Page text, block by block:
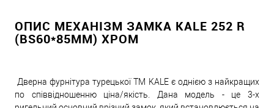
ОПИС МЕХАНІЗМ ЗАМКА KALE 252 R
(BS60*85ММ) ХРОМ
Дверна фурнітура турецької ТМ KALE є однією з найкращих
по співвідношенню ціна/якість. Дана модель - це 3-х